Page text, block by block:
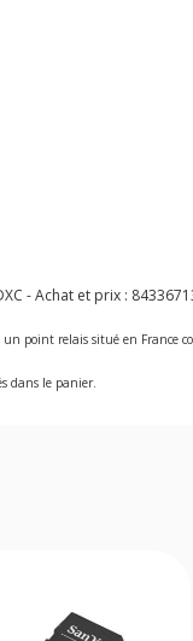
- Achat et prix :
point relais situé en
dans le panier.